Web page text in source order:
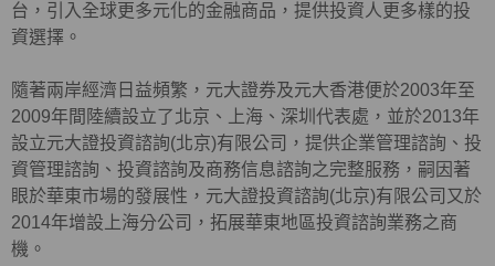
台，引入全球更多元化的金融商品，提供投資人更多樣的投
資選擇。
隨著兩岸經濟日益頻繁，元大證券及元大香港便於2003年至
2009年間陸續設立了北京、上海、深圳代表處，並於2013年
設立元大證投資諮詢(北京)有限公司，提供企業管理諮詢、投
資管理諮詢、投資諮詢及商務信息諮詢之完整服務，嗣因著
眼於華東市場的發展性，元大證投資諮詢(北京)有限公司又於
2014年增設上海分公司，拓展華東地區投資諮詢業務之商
機。